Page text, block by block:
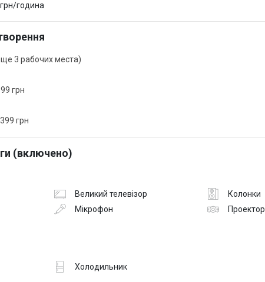
година
3 рабочих места)
грн
грн
(включено)
Великий телевізор
Колонки
Мікрофон
Проектор
Холодильник